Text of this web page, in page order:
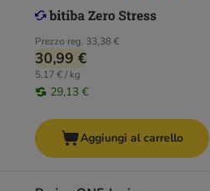
Prezzo reg. 33,38 €
30,99 €
5,17 € / kg
29,13 €
Aggiungi al carrello